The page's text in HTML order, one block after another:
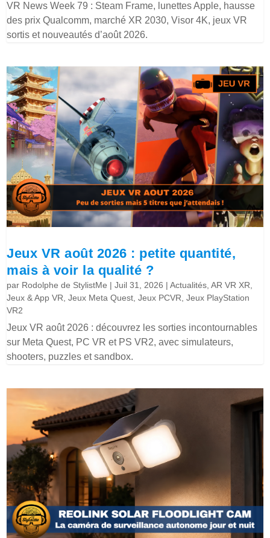
VR News Week 79 : Steam Frame, lunettes Apple, hausse
des prix Qualcomm, marché XR 2030, Visor 4K, jeux VR
sortis et nouveautés d’août 2026.
Jeux VR août 2026 : petite quantité,
mais à voir la qualité ?
par Rodolphe de StylistMe |Juil 31, 2026 |Actualités ,AR VR XR
Jeux & App VR ,Jeux Meta Quest ,Jeux PCVR ,Jeux PlayStation
VR2
Jeux VR août 2026 : découvrez les sorties incontournables
sur Meta Quest, PC VR et PS VR2, avec simulateurs,
shooters, puzzles et sandbox.